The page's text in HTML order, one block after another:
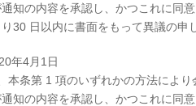
知の内容を承認し、かつこれに同
30 日以内に書面をもって異議の申
年4月1日
第 1 項のいずれかの方法により
知の内容を承認し、かつこれに同